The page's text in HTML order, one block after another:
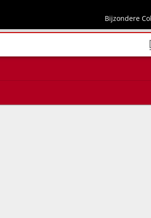
Bijzondere
op vele plaatsen veranderd, en in het eynde met